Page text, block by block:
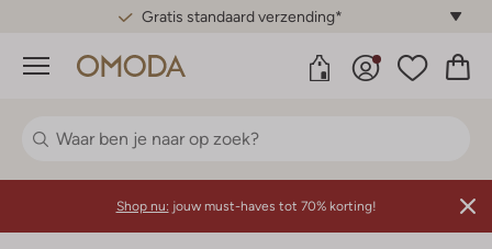
Gratis standaard verzending*
Menu
Shop nu: jouw must-haves tot 70% korting!